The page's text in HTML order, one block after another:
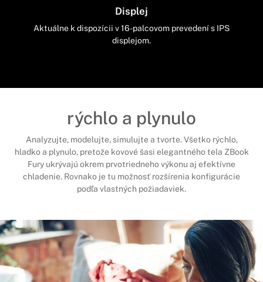
Displej
Aktuálne k dispozícii v 16-palcovom prevedení s IPS
displejom.
rýchlo a plynulo
Analyzujte, modelujte, simulujte a tvorte. Všetko rýchlo,
hladko a plynulo, pretože kovové šasi elegantného tela ZBook
Fury ukrývajú okrem prvotriedneho výkonu aj efektívne
chladenie. Rovnako je tu možnosť rozšírenia konfigurácie
podľa vlastných požiadaviek.